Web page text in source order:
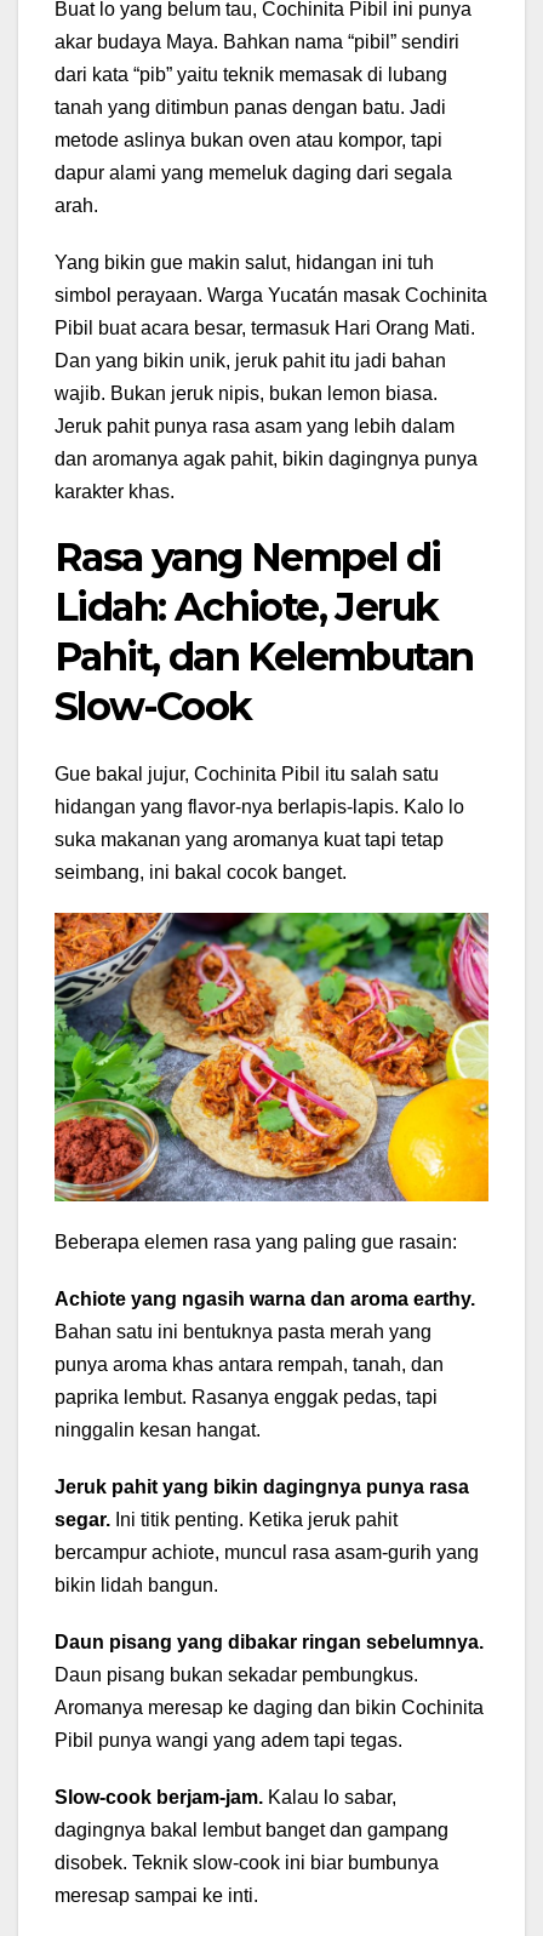
Buat lo yang belum tau, Cochinita Pibil ini punya
akar budaya Maya. Bahkan nama “pibil” sendiri
dari kata “pib” yaitu teknik memasak di lubang
tanah yang ditimbun panas dengan batu. Jadi
metode aslinya bukan oven atau kompor, tapi
dapur alami yang memeluk daging dari segala
arah.
Yang bikin gue makin salut, hidangan ini tuh
simbol perayaan. Warga Yucatán masak Cochinita
Pibil buat acara besar, termasuk Hari Orang Mati.
Dan yang bikin unik, jeruk pahit itu jadi bahan
wajib. Bukan jeruk nipis, bukan lemon biasa.
Jeruk pahit punya rasa asam yang lebih dalam
dan aromanya agak pahit, bikin dagingnya punya
karakter khas.
Rasa yang Nempel di
Lidah: Achiote, Jeruk
Pahit, dan Kelembutan
Slow-Cook
Gue bakal jujur, Cochinita Pibil itu salah satu
hidangan yang flavor-nya berlapis-lapis. Kalo lo
suka makanan yang aromanya kuat tapi tetap
seimbang, ini bakal cocok banget.
Beberapa elemen rasa yang paling gue rasain:
Achiote yang ngasih warna dan aroma earthy.
Bahan satu ini bentuknya pasta merah yang
punya aroma khas antara rempah, tanah, dan
paprika lembut. Rasanya enggak pedas, tapi
ninggalin kesan hangat.
Jeruk pahit yang bikin dagingnya punya rasa
segar. Ini titik penting. Ketika jeruk pahit
bercampur achiote, muncul rasa asam-gurih yang
bikin lidah bangun.
Daun pisang yang dibakar ringan sebelumnya.
Daun pisang bukan sekadar pembungkus.
Aromanya meresap ke daging dan bikin Cochinita
Pibil punya wangi yang adem tapi tegas.
Slow-cook berjam-jam. Kalau lo sabar,
dagingnya bakal lembut banget dan gampang
disobek. Teknik slow-cook ini biar bumbunya
meresap sampai ke inti.